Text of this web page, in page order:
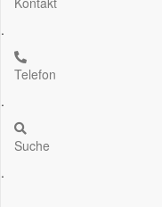
.
Telefon
.
Suche
.